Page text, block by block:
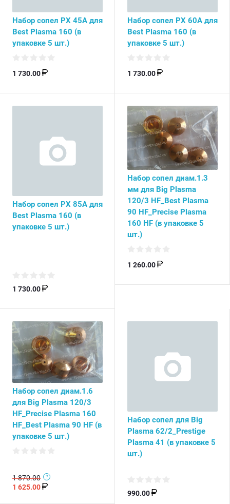
Набор сопел PX 45А для
Best Plasma 160 (в
упаковке 5 шт.)
1 730.00
Набор сопел PX 60А для
Best Plasma 160 (в
упаковке 5 шт.)
1 730.00
Набор сопел PX 85А для
Best Plasma 160 (в
упаковке 5 шт.)
1 730.00
Набор сопел диам.1.3
мм для Big Plasma
120/3 HF_Best Plasma
90 HF_Precise Plasma
160 HF (в упаковке 5
шт.)
1 260.00
Набор сопел диам.1.6
для Big Plasma 120/3
HF_Precise Plasma 160
HF_Best Plasma 90 HF (в
упаковке 5 шт.)
1 870.00
1 625.00
Набор сопел для Big
Plasma 62/2_Prestige
Plasma 41 (в упаковке 5
шт.)
990.00